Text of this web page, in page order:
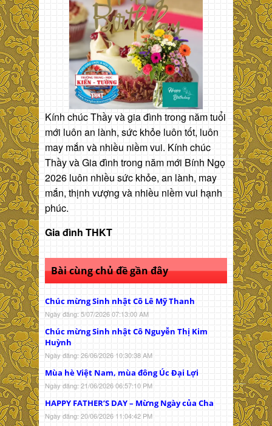
Kính chúc Thầy và gia đình trong năm tuổi
mới luôn an lành, sức khỏe luôn tốt, luôn
may mắn và nhiều niềm vui. Kính chúc
Thầy và Gia đình trong năm mới Bính Ngọ
2026 luôn nhiều sức khỏe, an lành, may
mắn, thịnh vượng và nhiều niềm vui hạnh
phúc.
Gia đình THKT
Bài cùng chủ đề gần đây
Chúc mừng Sinh nhật Cô Lê Mỹ Thanh
Ngày đăng: 5/07/2026 07:13:00 AM
Chúc mừng Sinh nhật Cô Nguyễn Thị Kim
Huỳnh
Ngày đăng: 26/06/2026 10:30:38 AM
Mùa hè Việt Nam, mùa đông Úc Đại Lợi
Ngày đăng: 21/06/2026 06:57:10 PM
HAPPY FATHER’S DAY – Mừng Ngày của Cha
Ngày đăng: 20/06/2026 11:04:42 PM